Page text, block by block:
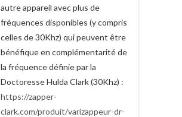
autre appareil avec plus de
fréquences disponibles (y compris
celles de 30Khz) qui peuvent être
bénéfique en complémentarité de
la fréquence définie par la
Doctoresse Hulda Clark (30Khz) :
https://zapper-
clark.com/produit/varizappeur-dr-